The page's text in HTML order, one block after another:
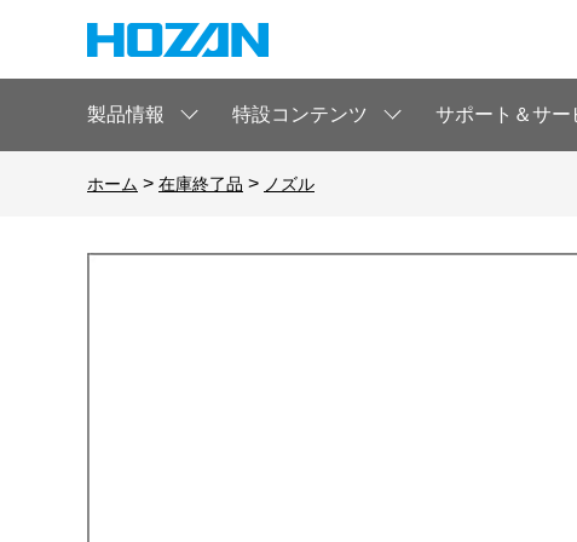
製品情報 特設コンテンツ サポート＆サー
ホーム > 在庫終了品 > ノズル